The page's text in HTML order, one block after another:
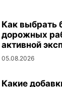
Как выбрать
дорожных
активной
05.08.2026
Какие